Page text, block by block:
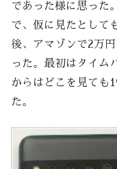
であった様に思った
で、仮に見たとして
後、アマゾンで2万
った。最初はタイム
からはどこを見ても
た。